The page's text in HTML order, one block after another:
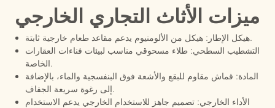
ميزات الأثاث التجاري الخارجي
هيكل الإطار: هيكل من الألومنيوم يدعم مقاعد طعام خارجية ثابتة.
التشطيب السطحي: طلاء مسحوقي مناسب لبيئات فناءات العقارات
الخاصة.
المادة: قماش مقاوم للبقع والأشعة فوق البنفسجية والماء، بالإضافة
إلى رغوة سريعة الجفاف.
الأداء الخارجي: تصميم جاهز للاستخدام الخارجي يدعم الاستخدام